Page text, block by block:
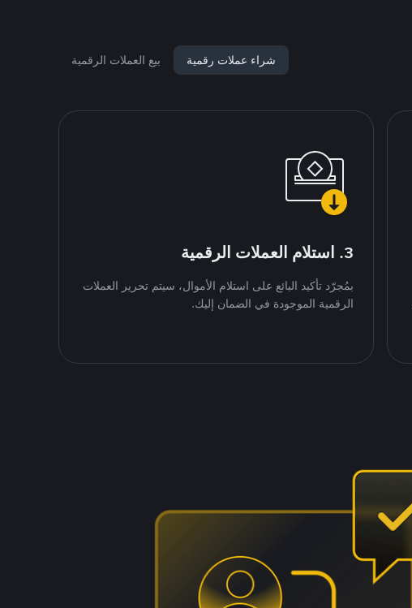
شراء عملات رقمية بيع العملات الرقمية
3. استلام العملات الرقمية
بمُجرّد تأكيد البائع على استلام الأموال، سيتم تحرير العملات
الرقمية الموجودة في الضمان إليك.